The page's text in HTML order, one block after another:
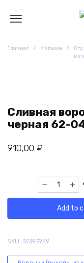
содержанию
Главная Магазин
Сливная
черная 62-
910,00 ₽
Сливная
воронка
125/90
62-
Add to
SKU: 31397949